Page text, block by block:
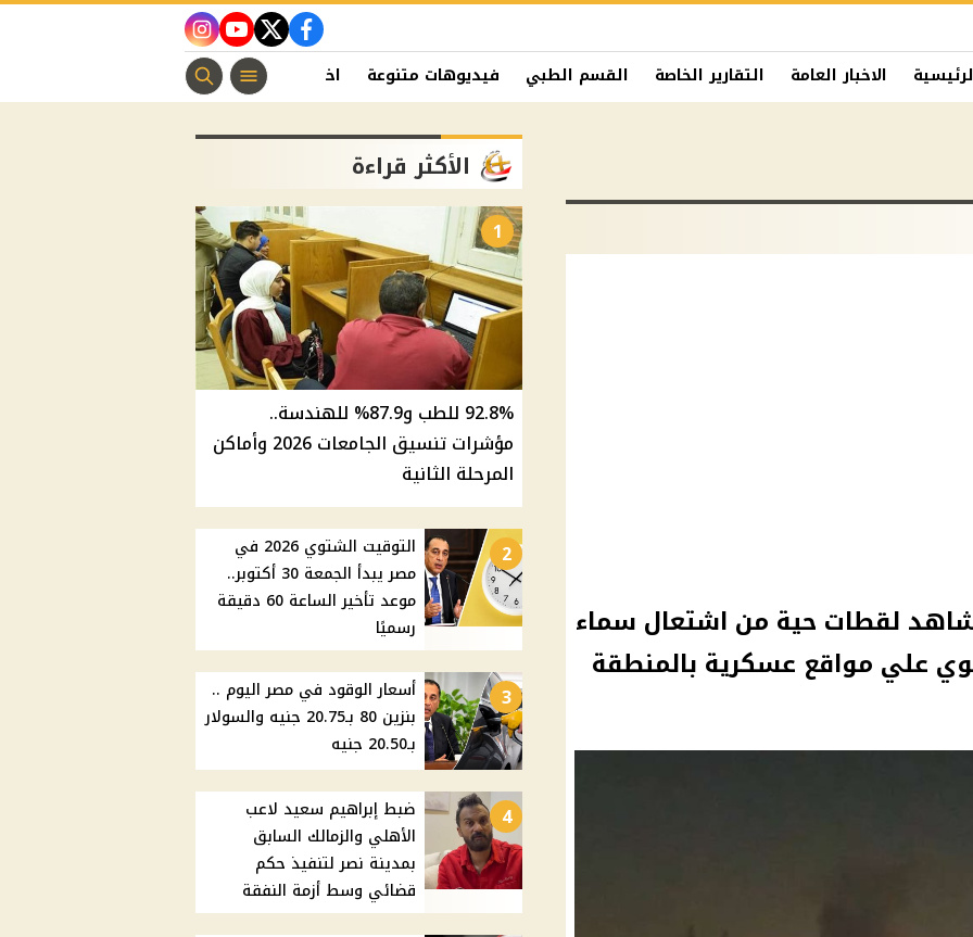
facebook
twitter
youtube
instagram
الاخبار العامة التقارير الخاصة القسم الطبي فيديوهات متنوعة اخبار الفن منوعات مسيحية
شاهد لقطات حية من اشتعال سماء
علي مواقع عسكرية بالمنطقة
الأكثر قراءة
1
92.8% للطب و87.9% للهندسة..
مؤشرات تنسيق الجامعات 2026 وأماكن
المرحلة الثانية
2
التوقيت الشتوي 2026 في
مصر يبدأ الجمعة 30 أكتوبر..
موعد تأخير الساعة 60 دقيقة
رسميًا
3
أسعار الوقود في مصر اليوم ..
بنزين 80 بـ20.75 جنيه والسولار
بـ20.50 جنيه
4
ضبط إبراهيم سعيد لاعب
الأهلي والزمالك السابق
بمدينة نصر لتنفيذ حكم
قضائي وسط أزمة النفقة